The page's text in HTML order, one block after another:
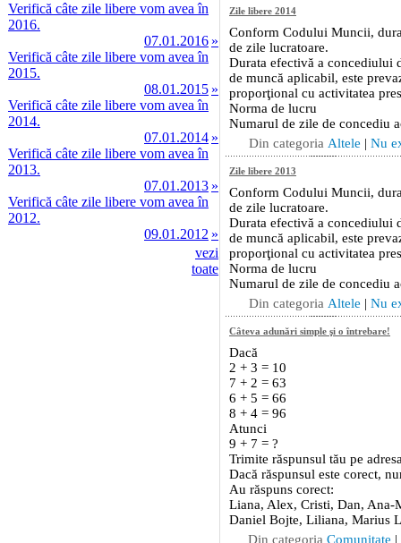
Verifică câte zile libere vom avea în
2016.
07.01.2016 »
Verifică câte zile libere vom avea în
2015.
08.01.2015 »
Verifică câte zile libere vom avea în
2014.
07.01.2014 »
Verifică câte zile libere vom avea în
2013.
07.01.2013 »
Verifică câte zile libere vom avea în
2012.
09.01.2012 »
vezi
toate